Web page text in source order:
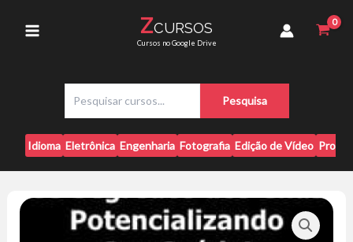
Menu
ZCURSOS
Cursos no Google Drive
s
q
u
i
a
r
Pesquisa
Idioma Eletrônica Engenharia Fotografia Edição de Vídeo
Potencializando